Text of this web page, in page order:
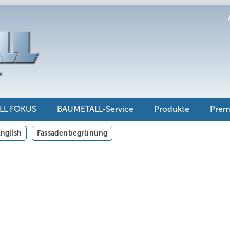
FOKUS BAUMETALL-Service Produkte
Fassadenbegrünung